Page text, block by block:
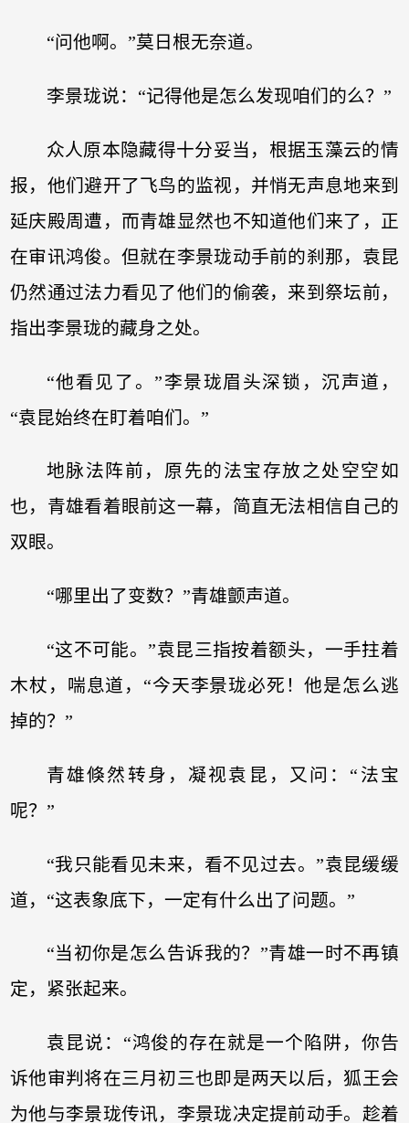
“问他啊。”莫日根无奈道。
李景珑说：“记得他是怎么发现咱们的么？”
众人原本隐藏得十分妥当，根据玉藻云的情
报，他们避开了飞鸟的监视，并悄无声息地来到
延庆殿周遭，而青雄显然也不知道他们来了，正
在审讯鸿俊。但就在李景珑动手前的刹那，袁昆
仍然通过法力看见了他们的偷袭，来到祭坛前，
指出李景珑的藏身之处。
“他看见了。”李景珑眉头深锁，沉声道，
“袁昆始终在盯着咱们。”
地脉法阵前，原先的法宝存放之处空空如
也，青雄看着眼前这一幕，简直无法相信自己的
双眼。
“哪里出了变数？”青雄颤声道。
“这不可能。”袁昆三指按着额头，一手拄着
木杖，喘息道，“今天李景珑必死！他是怎么逃
掉的？”
青雄倏然转身，凝视袁昆，又问：“法宝
呢？”
“我只能看见未来，看不见过去。”袁昆缓缓
道，“这表象底下，一定有什么出了问题。”
“当初你是怎么告诉我的？”青雄一时不再镇
定，紧张起来。
袁昆说：“鸿俊的存在就是一个陷阱，你告
诉他审判将在三月初三也即是两天以后，狐王会
为他与李景珑传讯，李景珑决定提前动手。趁着